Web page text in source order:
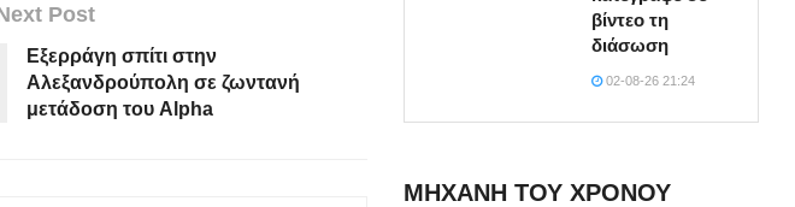
Post
Εξερράγη σπίτι στην
Αλεξανδρούπολη σε ζωντανή
μετάδοση του Alpha
βίντεο τη
διάσωση
02-08-26 21:24
ΜΗΧΑΝΗ ΤΟΥ ΧΡΟΝΟΥ